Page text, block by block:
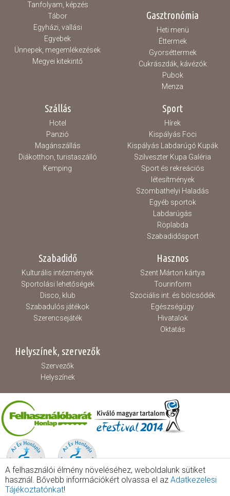
Tanfolyam, képzés
Tábor
Egyházi, vallási
Egyebek
Ünnepek, megemlékezések
Megyei kitekintő
Gasztronómia
Heti menü
Éttermek
Gyorséttermek
Cukrászdák, kávézók
Pubok
Menza
Szállás
Hotel
Panzió
Magánszállás
Diákotthon, turistaszálló
Kemping
Sport
Hírek
Kispályás Foci
Kispályás Labdarúgó Kupák
Szilveszter Kupa Galéria
Sport és rekreációs
létesítmények
Szombathelyi Haladás
Egyéb sportok
Labdarúgás
Röplabda
Szabadidősport
Szabadidő
Kulturális intézmények
Sportolási lehetőségek
Disco, klub
Szabadulós játékok
Szerencsejáték
Hasznos
Szent Márton kártya
Tourinform
Szociális int. és bölcsődék
Egészségügy
Hivatalok
Oktatás
Helyszínek, szervezők
Szervezők
Helyszínek
A felhasználói élmény növeléséhez, weboldalunk sütiket
használ. Bővebb információkért olvassa el az Adatkezelesi
Tájékoztatónkat!